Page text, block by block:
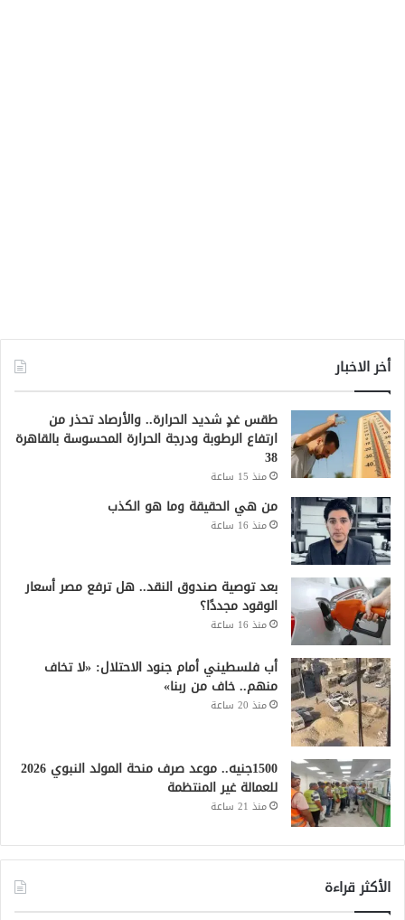
أخر الاخبار
طقس غدٍ شديد الحرارة.. والأرصاد تحذر من
ارتفاع الرطوبة ودرجة الحرارة المحسوسة بالقاهرة
38
منذ 15 ساعة
من هي الحقيقة وما هو الكذب
منذ 16 ساعة
بعد توصية صندوق النقد.. هل ترفع مصر أسعار
الوقود مجددًا؟
منذ 16 ساعة
أب فلسطيني أمام جنود الاحتلال: «لا تخاف
منهم.. خاف من ربنا»
منذ 20 ساعة
1500جنيه.. موعد صرف منحة المولد النبوي 2026
للعمالة غير المنتظمة
منذ 21 ساعة
الأكثر قراءة